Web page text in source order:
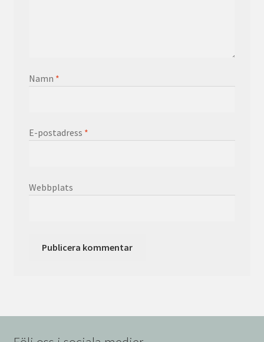
Namn *
E-postadress *
Webbplats